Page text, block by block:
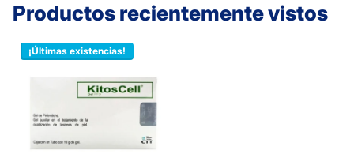
Productos recientemente vistos
¡Últimas existencias!